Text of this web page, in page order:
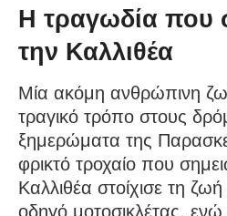
Η τραγωδία που
την Καλλιθέα
Μία ακόμη ανθρώπινη
τραγικό τρόπο στους
ξημερώματα της
φρικτό τροχαίο που
Καλλιθέα στοίχισε τη
οδηγό μοτοσικλέτας,